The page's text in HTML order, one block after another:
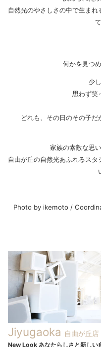
自然光のやさしさの中で生ま
何かを見つ
少
思わず笑
どれも、その日のその子だ
家族の素敵な思
自由が丘の自然光あふれるス
Photo by ikemoto /
Jiyugaoka 自由が丘店
New Look あなたらしさと新しい